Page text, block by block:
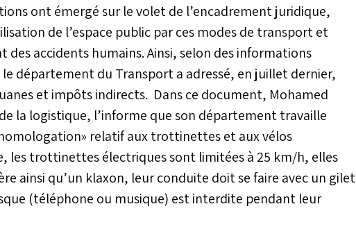
ont émergé sur le volet de l’encadrement juridique,
de l’espace public par ces modes de transport et
des accidents humains. Ainsi, selon des informations
le département du Transport a adressé, en juillet dernier,
et impôts indirects. Dans ce document, Mohamed
la logistique, l’informe que son département travaille
relatif aux trottinettes et aux vélos
les trottinettes électriques sont limitées à 25 km/h, elles
ainsi qu’un klaxon, leur conduite doit se faire avec un gilet
(téléphone ou musique) est interdite pendant leur